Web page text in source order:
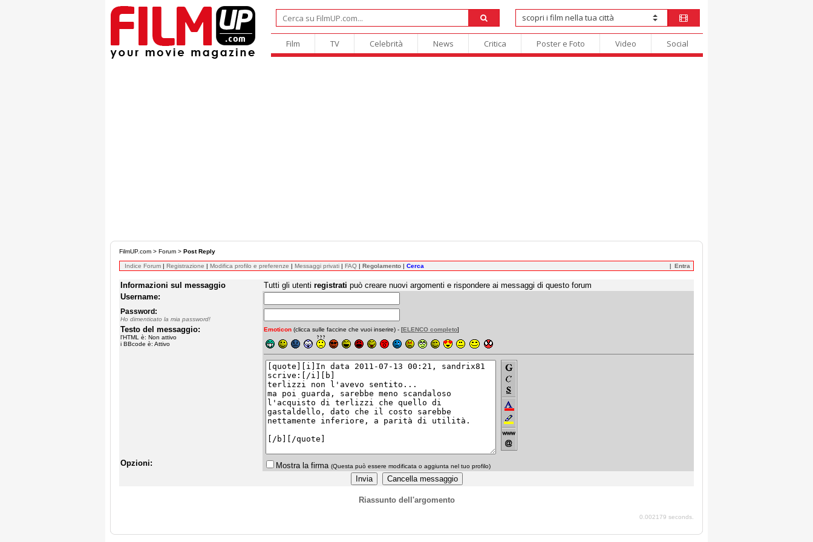
Film TV Celebrità News Critica Poster e Foto Video Social
FilmUP.com > Forum > Post Reply
Indice Forum | Registrazione | Modifica profilo e preferenze | Messaggi privati | FAQ | Regolamento | Cerca Entra
Informazioni sul messaggio Tutti gli utenti registrati può creare nuovi argomenti e rispondere ai messaggi di questo forum
Username:
Password:
Ho dimenticato la mia password!
Testo del messaggio:
l'HTML è: Non attivo
i BBcode è: Attivo
Emoticon (clicca sulle faccine che vuoi inserire) - [ELENCO completo]
Opzioni: Mostra la firma (Questa può essere modificata o aggiunta nel tuo profilo)
Riassunto dell'argomento
0.002179 seconds.